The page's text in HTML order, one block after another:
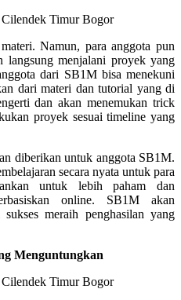
Namun, para anggota pun
menjalani proyek yang
dari SB1M bisa menekuni
dari materi dan tutorial yang di
dan akan menemukan trick
proyek sesuai timeline yang
diberikan untuk anggota SB1M.
secara nyata untuk para
untuk lebih paham dan
online. SB1M akan
meraih penghasilan yang
Menguntungkan